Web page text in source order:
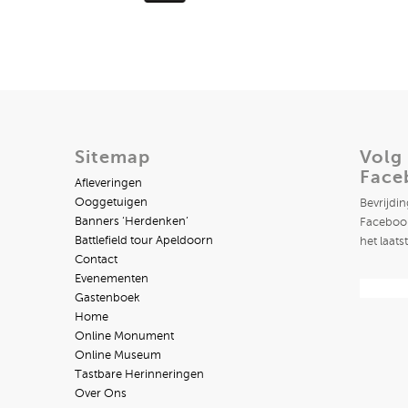
Sitemap
Afleveringen
Ooggetuigen
Banners ‘Herdenken’
Battlefield tour Apeldoorn
Contact
Evenementen
Gastenboek
Home
Online Monument
Online Museum
Tastbare Herinneringen
Over Ons
Volg
het